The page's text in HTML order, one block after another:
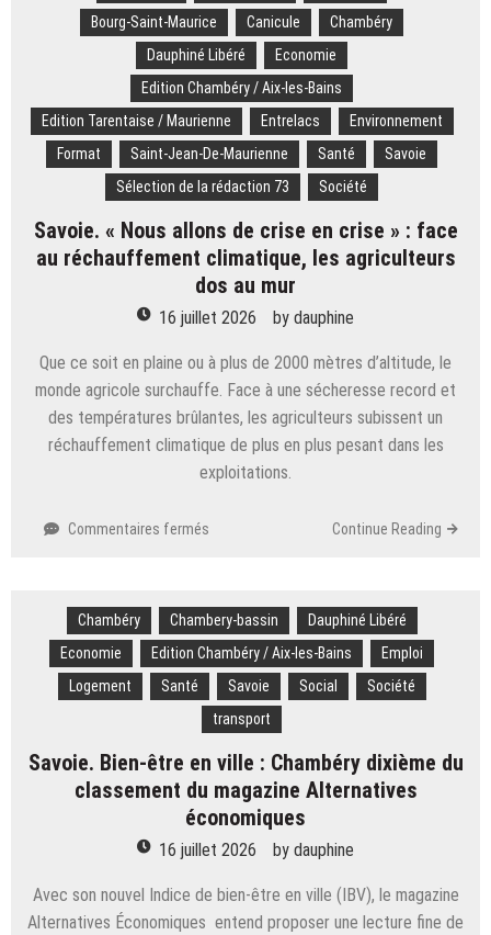
de
France
est
un
accélérateur
de
travaux »
:
7 millions
d’euros
pour
la
réfection
des
Bourg-Saint-Maurice
Canicule
Chambéry
Dauphiné Libéré
Economie
Edition Chambéry / Aix-les-Bains
Edition Tarentaise / Maurienne
Entrelacs
Environnement
Format
Saint-Jean-De-Maurienne Santé
Savoie
Sélection de la rédaction 73
Société
Savoie. « Nous allons de crise en crise » : face
au réchauffement climatique, les agriculteurs
dos au mur
16 juillet 2026 by dauphine
Que ce soit en plaine ou à plus de 2000 mètres d’altitude, le
monde agricole surchauffe. Face à une sécheresse record et
des températures brûlantes, les agriculteurs subissent un
réchauffement climatique de plus en plus pesant dans les
exploitations.
Commentaires fermés
de
crise
en
crise » :
face
au
réchauffement
climatique,
agriculteurs
dos
Continue Reading
Chambéry Chambery-bassin
Dauphiné Libéré
Economie
Edition Chambéry / Aix-les-Bains
Emploi
Logement
Santé Savoie Social
Société
transport
Savoie. Bien-être en ville : Chambéry dixième du
classement du magazine Alternatives
économiques
16 juillet 2026 by dauphine
Avec son nouvel Indice de bien-être en ville (IBV), le magazine
Alternatives Économiques entend proposer une lecture fine de